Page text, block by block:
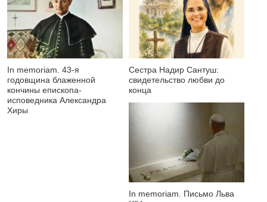
In memoriam. 43-я
годовщина блаженной
кончины епископа-
исповедника Александра
Хиры
Сестра Надир Сантуш:
свидетельство любви до
конца
In memoriam. Письмо Льва